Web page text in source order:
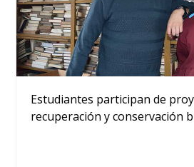
Estudiantes participan de
recuperación y conservación